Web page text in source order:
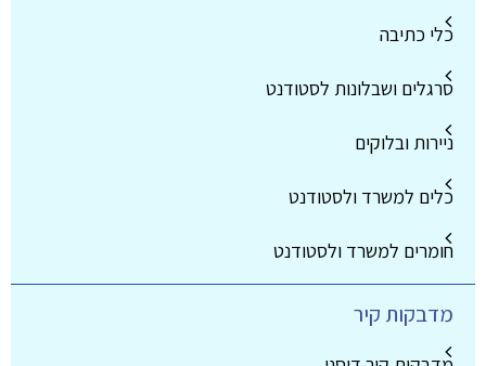
כלי כתיבה
סרגלים ושבלונות לסטודנט
ניירות ובלוקים
כלים למשרד ולסטודנט
חומרים למשרד ולסטודנט
מדבקות קיר